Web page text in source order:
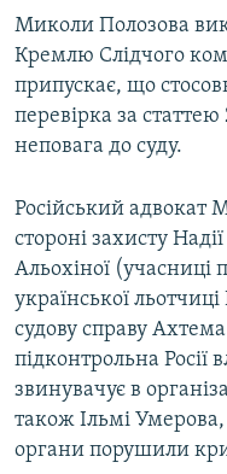
Миколи Полозова
Кремлю Слідчого
припускає, що
перевірка за
неповага до суду.
Російський адвокат
стороні захисту
Альохіної (учасниці
української
судову справу
підконтрольна Росії
звинувачує в
також Ільмі Умерова,
органи порушили